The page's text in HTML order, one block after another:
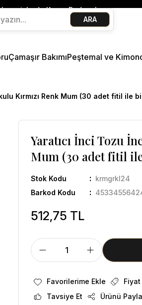
Kargo Bedava!
2 Al 1 Öde
3 Al 2 Öde
ARA
Çamaşır BakımıPeştemal ve
Kırmızı Renk Mum (30 adet fitil ile
Yaratıcı İnci Tozu
Mum (30 adet fitil
Stok Kodu
krmgrkl24
Barkod Kodu
512,75 TL
Fiyat
Tavsiye Et
Ürünü